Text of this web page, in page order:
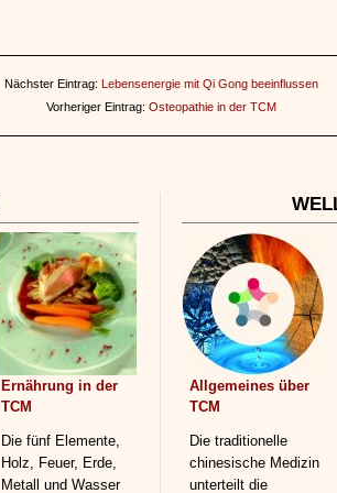
Nächster Eintrag: Lebensenergie mit Qi Gong beeinflussen
Vorheriger Eintrag: Osteopathie in der TCM
Ernährung in der
TCM
Die fünf Elemente,
Holz, Feuer, Erde,
Metall und Wasser
Allgemeines über
TCM
Die traditionelle
chinesische Medizin
unterteilt die